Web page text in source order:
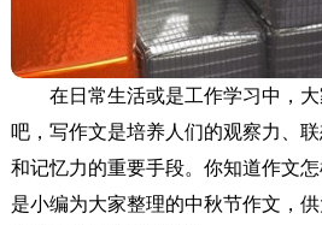
在日常生活或是工作学习中，
吧，写作文是培养人们的观察力、
和记忆力的重要手段。你知道作文
是小编为大家整理的中秋节作文，